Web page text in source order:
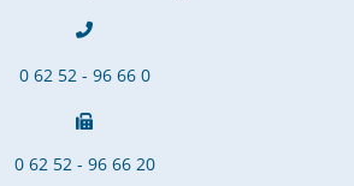
0 62 52 - 96 66 0
0 62 52 - 96 66 20